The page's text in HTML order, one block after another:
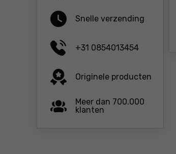
Snelle verzending
+31 0854013454
Originele producten
Meer dan 700.000
klanten